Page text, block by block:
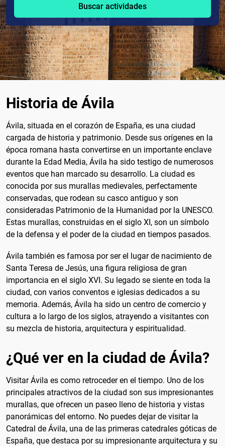
Buscar actividades
Historia de Ávila
Ávila, situada en el corazón de España, es una ciudad
cargada de historia y patrimonio. Desde sus orígenes en la
época romana hasta convertirse en un importante enclave
durante la Edad Media, Ávila ha sido testigo de numerosos
eventos que han marcado su desarrollo. La ciudad es
conocida por sus murallas medievales, perfectamente
conservadas, que rodean su casco antiguo y son
consideradas Patrimonio de la Humanidad por la UNESCO.
Estas murallas, construidas en el siglo XI, son un símbolo
de la defensa y el poder de la ciudad en tiempos pasados.
Ávila también es famosa por ser el lugar de nacimiento de
Santa Teresa de Jesús, una figura religiosa de gran
importancia en el siglo XVI. Su legado se siente en toda la
ciudad, con varios conventos e iglesias dedicados a su
memoria. Además, Ávila ha sido un centro de comercio y
cultura a lo largo de los siglos, atrayendo a visitantes con
su mezcla de historia, arquitectura y espiritualidad.
¿Qué ver en la ciudad de Ávila?
Visitar Ávila es como retroceder en el tiempo. Uno de los
principales atractivos de la ciudad son sus impresionantes
murallas, que ofrecen un paseo lleno de historia y vistas
panorámicas del entorno. No puedes dejar de visitar la
Catedral de Ávila, una de las primeras catedrales góticas de
España, que destaca por su impresionante arquitectura y su